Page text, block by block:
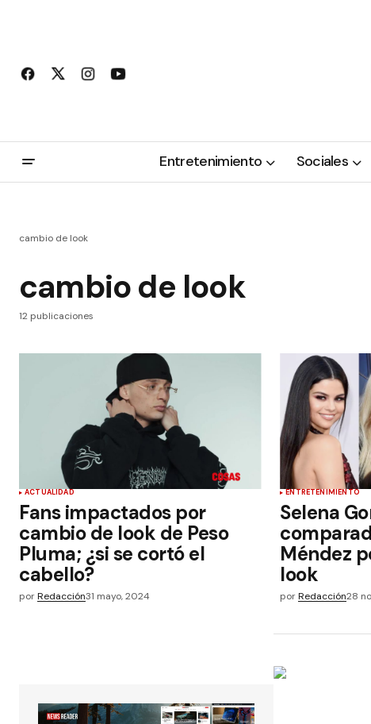
Entretenimiento Sociales
cambio de look
cambio de look
12 publicaciones
ACTUALIDAD
Fans impactados por
cambio de look de Peso
Pluma; ¿si se cortó el
cabello?
porRedacción31 mayo, 2024
ENTRETENIMIENTO
Selena
Méndez
look
por Redacción28